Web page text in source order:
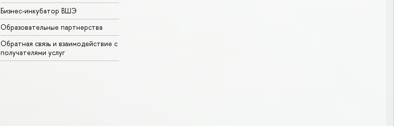
Бизнес-инкубатор ВШЭ
Образовательные партнерства
Обратная связь и взаимодействие с
получателями услуг